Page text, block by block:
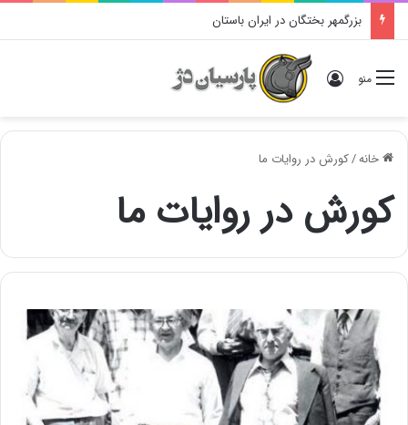
بزرگمهر بختگان در ایران باستان
منو ورود
خانه/کورش در روایات ما
کورش در روایات ما